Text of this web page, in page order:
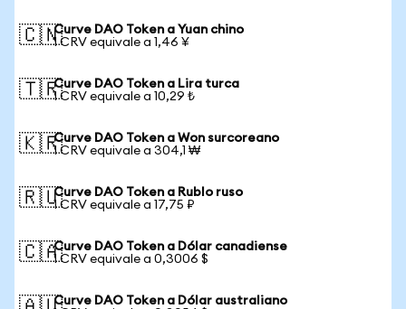
🇨🇳Curve DAO Token a Yuan chino
1 CRV equivale a 1,46 ¥
🇹🇷Curve DAO Token a Lira turca
1 CRV equivale a 10,29 ₺
🇰🇷Curve DAO Token a Won surcoreano
1 CRV equivale a 304,1 ₩
🇷🇺Curve DAO Token a Rublo ruso
1 CRV equivale a 17,75 ₽
🇨🇦Curve DAO Token a Dólar canadiense
1 CRV equivale a 0,3006 $
Curve DAO Token a Dólar australiano